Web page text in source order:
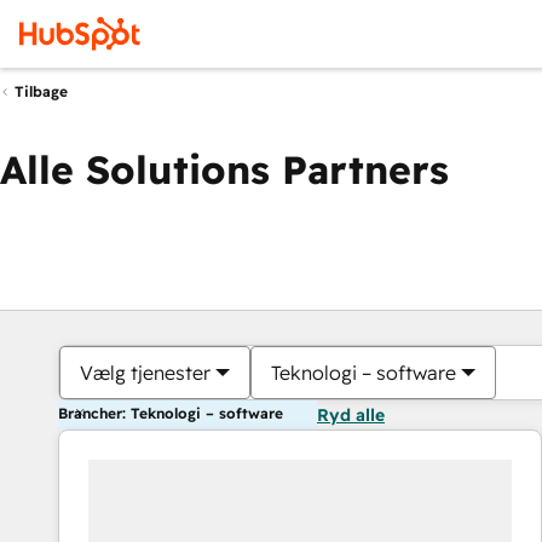
Tilbage
Alle Solutions Partners
Vælg tjenester Teknologi – software
Brancher: Teknologi – software Ryd alle